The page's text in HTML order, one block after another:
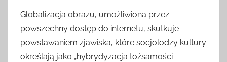
Globalizacja obrazu, umożliwiona przez
powszechny dostęp do internetu, skutkuje
powstawaniem zjawiska, które socjolodzy kultury
określają jako „hybrydyzacja tożsamości